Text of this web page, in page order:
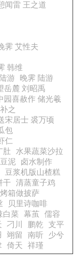
闻雷 王之道
霁 艾性夫
韩维
游
晚霁 陆游
岳麓 刘昭禹
园喜赦作 储光羲
之
宋居士 裘万顷
包
仁
肚
水果蔬菜沙拉
泥
卤水制作
豆浆机版山楂糕
干 清蒸童子鸡
箱做披萨
贝里诗咖啡
白菜 幕茧
儒容
刁川 鹏乾
支平
翊留 南听
少兮
倚天 祥瑾